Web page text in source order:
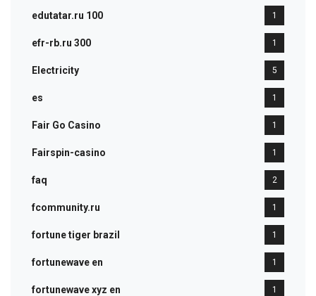
edutatar.ru 100 1
efr-rb.ru 300 1
Electricity 5
es 1
Fair Go Casino 1
Fairspin-casino 1
faq 2
fcommunity.ru 1
fortune tiger brazil 1
fortunewave en 1
fortunewave xyz en 1